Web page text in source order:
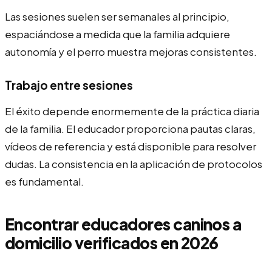
Las sesiones suelen ser semanales al principio,
espaciándose a medida que la familia adquiere
autonomía y el perro muestra mejoras consistentes.
Trabajo entre sesiones
El éxito depende enormemente de la práctica diaria
de la familia. El educador proporciona pautas claras,
vídeos de referencia y está disponible para resolver
dudas. La consistencia en la aplicación de protocolos
es fundamental.
Encontrar educadores caninos a
domicilio verificados en 2026